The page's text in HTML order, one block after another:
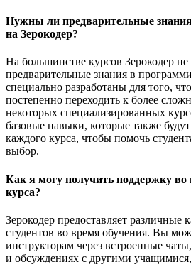
Нужны ли предварительные
на Зерокодер?
На большинстве курсов Зерокодер не
предварительные знания в
специально разработаны для того,
постепенно переходить к более
некоторых специализированных
базовые навыки, которые также
каждого курса, чтобы помочь
выбор.
Как я могу получить поддержку
курса?
Зерокодер предоставляет различные
студентов во время обучения. Вы
инструкторам через встроенные
и обсуждениях с другими